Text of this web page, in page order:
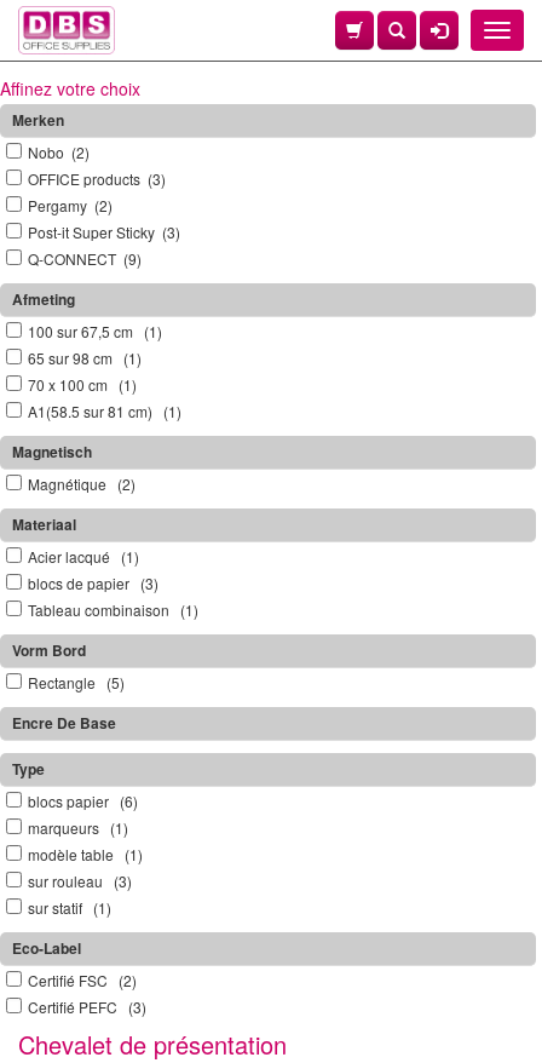
Toggle
Affinez votre choix
Merken
Nobo (2)
OFFICE products (3)
Pergamy (2)
Post-it Super Sticky (3)
Q-CONNECT (9)
Afmeting
100 sur 67,5 cm (1)
65 sur 98 cm (1)
70 x 100 cm (1)
A1(58.5 sur 81 cm) (1)
Magnetisch
Magnétique (2)
Materiaal
Acier lacqué (1)
blocs de papier (3)
Tableau combinaison (1)
Vorm Bord
Rectangle (5)
Encre De Base
Type
blocs papier (6)
marqueurs (1)
modèle table (1)
sur rouleau (3)
sur statif (1)
Eco-Label
Certifié FSC (2)
Certifié PEFC (3)
Chevalet de présentation